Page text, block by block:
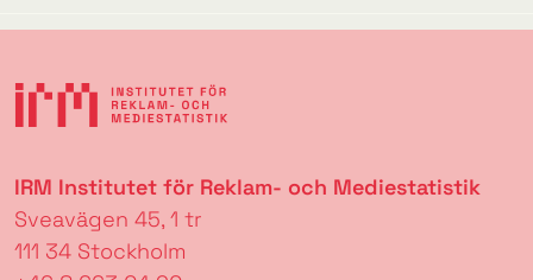
IRM Institutet för Reklam- och Mediestatistik
Sveavägen 45, 1 tr
111 34 Stockholm